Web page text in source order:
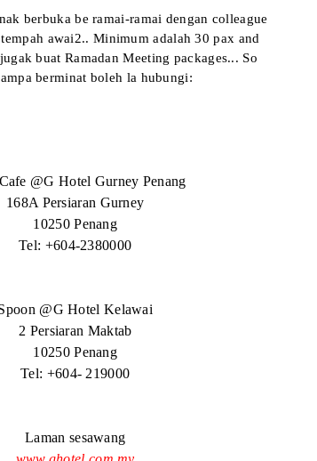
berbuka be ramai-ramai dengan colleague
awai2.. Minimum adalah 30 pax and
buat Ramadan Meeting packages... So
berminat boleh la hubungi:
@G Hotel Gurney Penang
168A Persiaran Gurney
10250 Penang
Tel: +604-2380000
@G Hotel Kelawai
2 Persiaran Maktab
10250 Penang
Tel: +604- 219000
Laman sesawang